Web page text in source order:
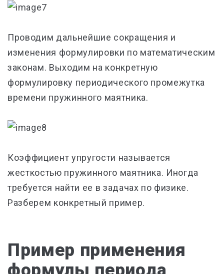
Проводим дальнейшие сокращения и
изменения формулировки по математическим
законам. Выходим на конкретную
формулировку периодического промежутка
времени пружинного маятника.
Коэффициент упругости называется
жесткостью пружинного маятника. Иногда
требуется найти ее в задачах по физике.
Разберем конкретный пример.
Пример применения